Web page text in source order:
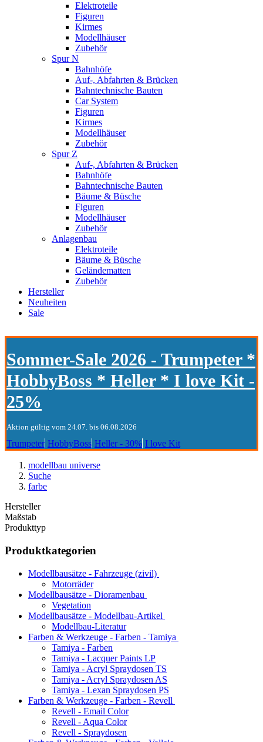
Elektroteile
Figuren
Kirmes
Modellhäuser
Zubehör
Spur N
Bahnhöfe
Auf-, Abfahrten & Brücken
Bahntechnische Bauten
Car System
Figuren
Kirmes
Modellhäuser
Zubehör
Spur Z
Auf-, Abfahrten & Brücken
Bahnhöfe
Bahntechnische Bauten
Bäume & Büsche
Figuren
Modellhäuser
Zubehör
Anlagenbau
Elektroteile
Bäume & Büsche
Geländematten
Zubehör
Hersteller
Neuheiten
Sale
Sommer-Sale 2026 - Trumpeter *
HobbyBoss * Heller * I love Kit -
25%
Aktion gültig vom 24.07. bis 06.08.2026
Trumpeter HobbyBoss Heller - 30% I love Kit
modellbau universe
Suche
farbe
Hersteller
Maßstab
Produkttyp
Produktkategorien
Modellbausätze - Fahrzeuge (zivil)
Motorräder
Modellbausätze - Dioramenbau
Vegetation
Modellbausätze - Modellbau-Artikel
Modellbau-Literatur
Farben & Werkzeuge - Farben - Tamiya
Tamiya - Farben
Tamiya - Lacquer Paints LP
Tamiya - Acryl Spraydosen TS
Tamiya - Acryl Spraydosen AS
Tamiya - Lexan Spraydosen PS
Farben & Werkzeuge - Farben - Revell
Revell - Email Color
Revell - Aqua Color
Revell - Spraydosen